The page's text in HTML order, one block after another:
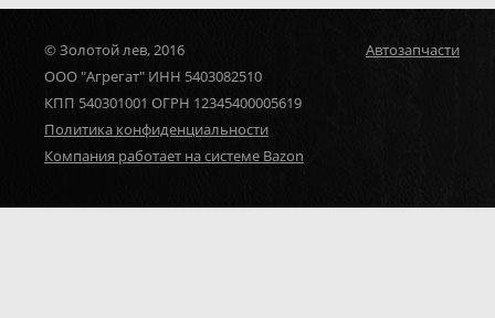
© Золотой лев, 2016
ООО "Агрегат" ИНН 5403082510
КПП 540301001 ОГРН 12345400005619
Политика конфиденциальности
Компания работает на системе Bazon
Автозапчасти